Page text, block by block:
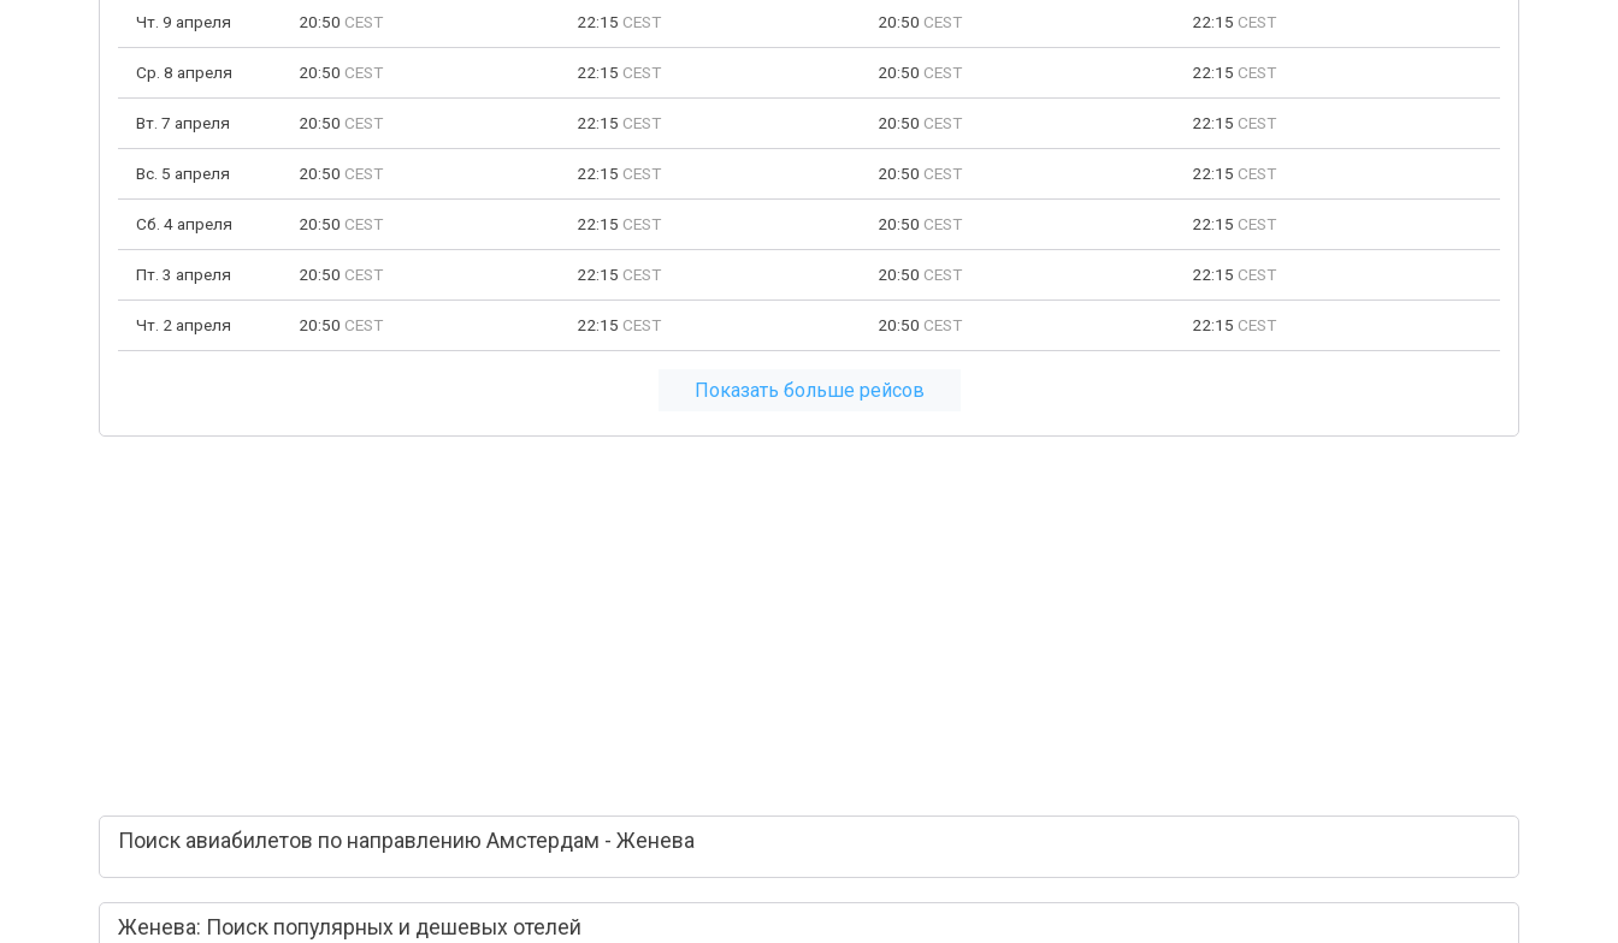
Чт. 9 апреля 20:50 CEST 22:15 CEST 20:50 CEST 22:15 CEST
Ср. 8 апреля 20:50 CEST 22:15 CEST 20:50 CEST 22:15 CEST
Вт. 7 апреля 20:50 CEST 22:15 CEST 20:50 CEST 22:15 CEST
Вс. 5 апреля 20:50 CEST 22:15 CEST 20:50 CEST 22:15 CEST
Сб. 4 апреля 20:50 CEST 22:15 CEST 20:50 CEST 22:15 CEST
Пт. 3 апреля 20:50 CEST 22:15 CEST 20:50 CEST 22:15 CEST
Чт. 2 апреля 20:50 CEST 22:15 CEST 20:50 CEST 22:15 CEST
Показать больше рейсов
Поиск авиабилетов по направлению Амстердам - Женева
Женева: Поиск популярных и дешевых отелей